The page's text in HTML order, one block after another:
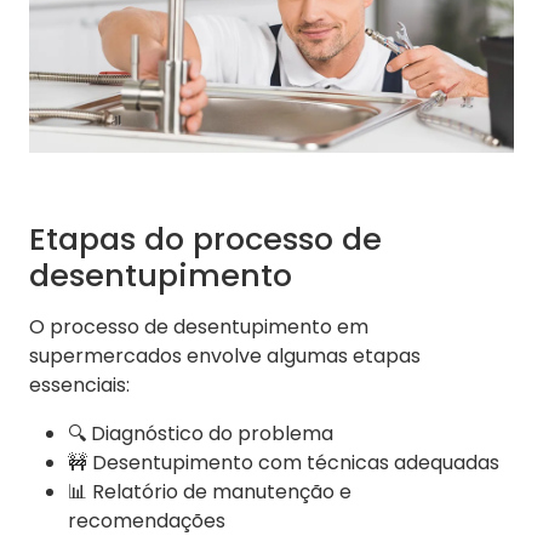
Etapas do processo de
desentupimento
O processo de desentupimento em
supermercados envolve algumas etapas
essenciais:
🔍 Diagnóstico do problema
🚧 Desentupimento com técnicas adequadas
📊 Relatório de manutenção e
recomendações